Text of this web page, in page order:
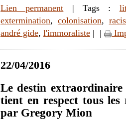
Lien permanent | Tags :
extermination, colonisation,
andré gide, l'immoraliste | |
22/04/2016
Le destin
tient en respect tous les
par Gregory Mion